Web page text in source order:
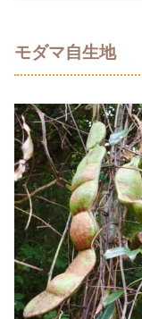
モダマ自生地